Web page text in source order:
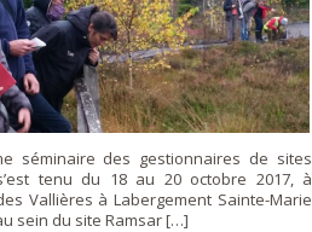
séminaire des gestionnaires de sites
tenu du 18 au 20 octobre 2017, à
Vallières à Labergement Sainte-Marie
sein du site Ramsar […]